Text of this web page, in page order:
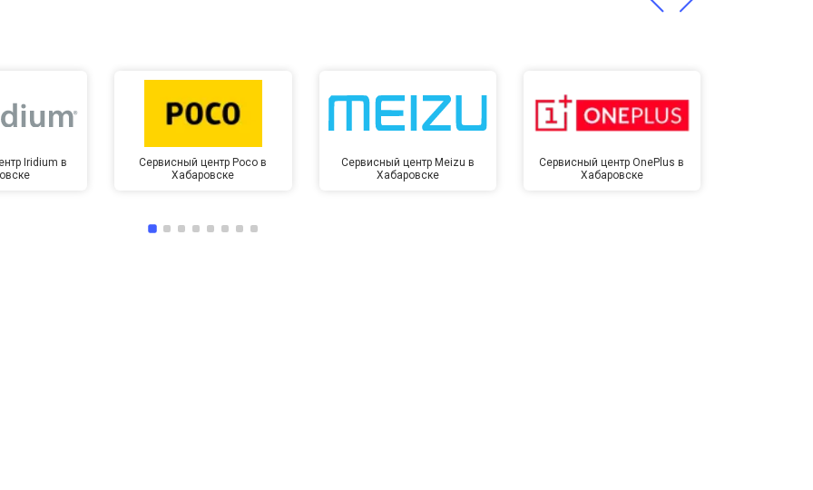
Iridium в
Сервисный центр Poco в
Хабаровске
Сервисный центр Meizu в
Хабаровске
Сервисный центр OnePlus в
Хабаровске